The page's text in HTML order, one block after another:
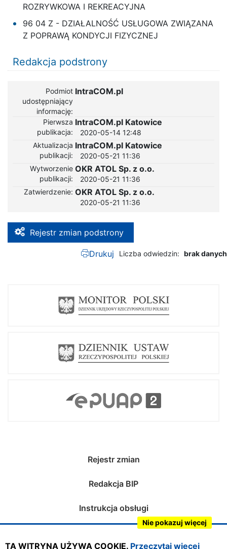
TA WITRYNA UŻYWA COOKIE. Przeczytaj więcej
Nie pokazuj więcej
ROZRYWKOWA I REKREACYJNA
96 04 Z - DZIAŁALNOŚĆ USŁUGOWA ZWIĄZANA
Z POPRAWĄ KONDYCJI FIZYCZNEJ
Redakcja podstrony
Podmiot
udostępniający
informację
IntraCOM.pl
Pierwsza
publikacja
IntraCOM.pl Katowice
2020-05-14 12:48
Aktualizacja
publikacji
IntraCOM.pl Katowice
2020-05-21 11:36
Wytworzenie
publikacji
OKR ATOL Sp. z o.o.
2020-05-21 11:36
Zatwierdzenie OKR ATOL Sp. z o.o.
2020-05-21 11:36
Rejestr zmian podstrony
Drukuj Liczba odwiedzin brak danych
Rejestr zmian
Redakcja BIP
Instrukcja obsługi
Mapa serwisu